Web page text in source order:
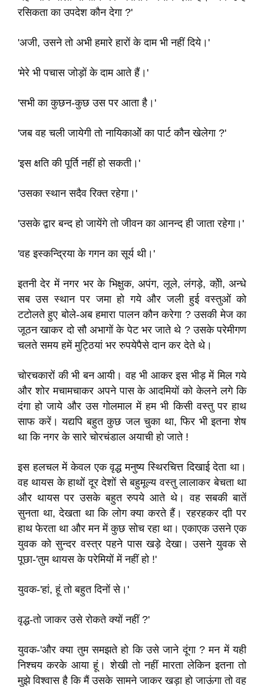
रसिकता का उपदेश कौन देगा ?'
'अजी, उसने तो अभी हमारे हारों के दाम भी नहीं दिये।'
'मेरे भी पचास जोड़ों के दाम आते हैं।'
'सभी का कुछन-कुछ उस पर आता है।'
'जब वह चली जायेगी तो नायिकाओें का पार्ट कौन खेलेगा ?'
'इस क्षति की पूर्ति नहीं हो सकती।'
'उसका स्थान सदैव रिक्त रहेगा।'
'उसके द्वार बन्द हो जायेंगे तो जीवन का आनन्द ही जाता रहेगा।'
'वह इस्कन्द्रिया के गगन का सूर्य थी।'
इतनी देर में नगर भर के भिक्षुक, अपंग, लूले, लंगड़े, को़ी, अन्धे
सब उस स्थान पर जमा हो गये और जली हुई वस्तुओं को
टटोलते हुए बोले-अब हमारा पालन कौन करेगा ? उसकी मेज का
जूठन खाकर दो सौ अभागों के पेट भर जाते थे ? उसके परेमीगण
चलते समय हमें मुट्ठियां भर रुपयेपैसे दान कर देते थे।
चोरचकारों की भी बन आयी। वह भी आकर इस भीड़ में मिल गये
और शोर मचामचाकर अपने पास के आदमियों को केलने लगे कि
दंगा हो जाये और उस गोलमाल में हम भी किसी वस्तु पर हाथ
साफ करें। यद्यपि बहुत कुछ जल चुका था, फिर भी इतना शेष
था कि नगर के सारे चोरचंडाल अयाची हो जाते !
इस हलचल में केवल एक वृद्ध मनुष्य स्थिरचित्त दिखाई देता था।
वह थायस के हाथों दूर देशों से बहुमूल्य वस्तु लालाकर बेचता था
और थायस पर उसके बहुत रुपये आते थे। वह सबकी बातें
सुनता था, देखता था कि लोग क्या करते हैं। रहरहकर दा़ी पर
हाथ फेरता था और मन में कुछ सोच रहा था। एकाएक उसने एक
युवक को सुन्दर वस्त्र पहने पास खड़े देखा। उसने युवक से
पूछा-'तुम थायस के परेमियों में नहीं हो !'
युवक-'हां, हूं तो बहुत दिनों से।'
वृद्ध-तो जाकर उसे रोकते क्यों नहीं ?'
युवक-'और क्या तुम समझते हो कि उसे जाने दूंगा ? मन में यही
निश्चय करके आया हूं। शेखी तो नहीं मारता लेकिन इतना तो
मुझे विश्वास है कि मैं उसके सामने जाकर खड़ा हो जाऊंगा तो वह